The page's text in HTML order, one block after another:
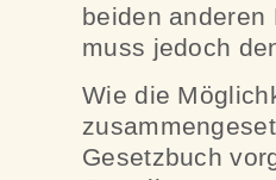
beiden anderen
muss jedoch
Wie die
Gesetzbuch